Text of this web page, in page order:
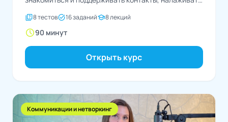
quiz8 тестовtask_alt16 заданийschool8 лекций
schedule90 минут
Открыть курс
Коммуникации и нетворкинг